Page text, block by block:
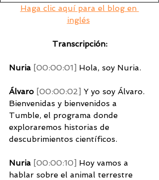
Haga clic aquí para el blog en
inglés
Transcripción:
Nuria [00:00:01] Hola, soy Nuria.
Álvaro [00:00:02] Y yo soy Álvaro.
Bienvenidas y bienvenidos a
Tumble, el programa donde
exploraremos historias de
descubrimientos científicos.
Nuria [00:00:10] Hoy vamos a
hablar sobre el animal terrestre